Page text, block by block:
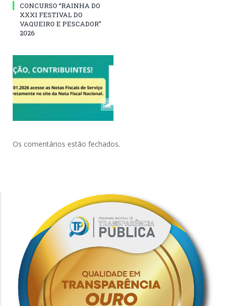
CONCURSO “RAINHA DO
XXXI FESTIVAL DO
VAQUEIRO E PESCADOR”
2026
Os comentários estão fechados.